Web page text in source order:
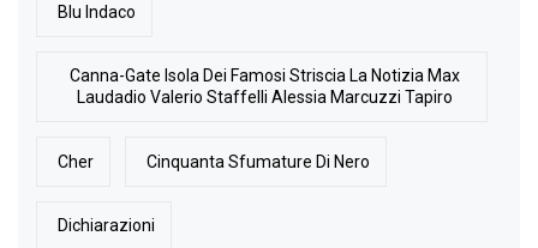
Blu Indaco
Canna-Gate Isola Dei Famosi Striscia La Notizia Max
Laudadio Valerio Staffelli Alessia Marcuzzi Tapiro
Cher Cinquanta Sfumature Di Nero
Dichiarazioni